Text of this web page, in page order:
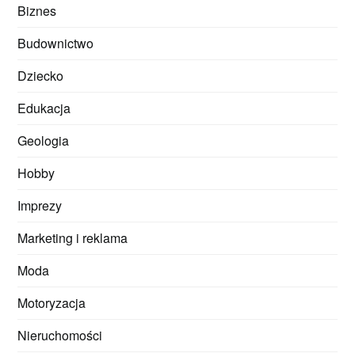
Biznes
Budownictwo
Dziecko
Edukacja
Geologia
Hobby
Imprezy
Marketing i reklama
Moda
Motoryzacja
Nieruchomości